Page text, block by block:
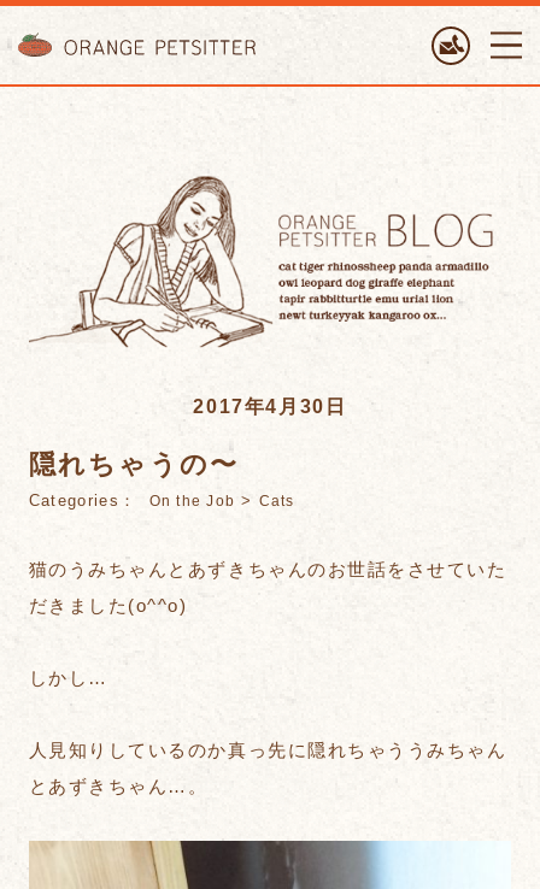
2017年4月30日
隠れちゃうの〜
Categories： On the Job > Cats
猫のうみちゃんとあずきちゃんのお世話をさせていた
だきました(o^^o)
しかし…
人見知りしているのか真っ先に隠れちゃううみちゃん
とあずきちゃん…。